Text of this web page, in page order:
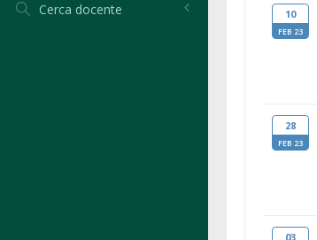
Cerca docente 10
FEB 23
28
FEB 23
03